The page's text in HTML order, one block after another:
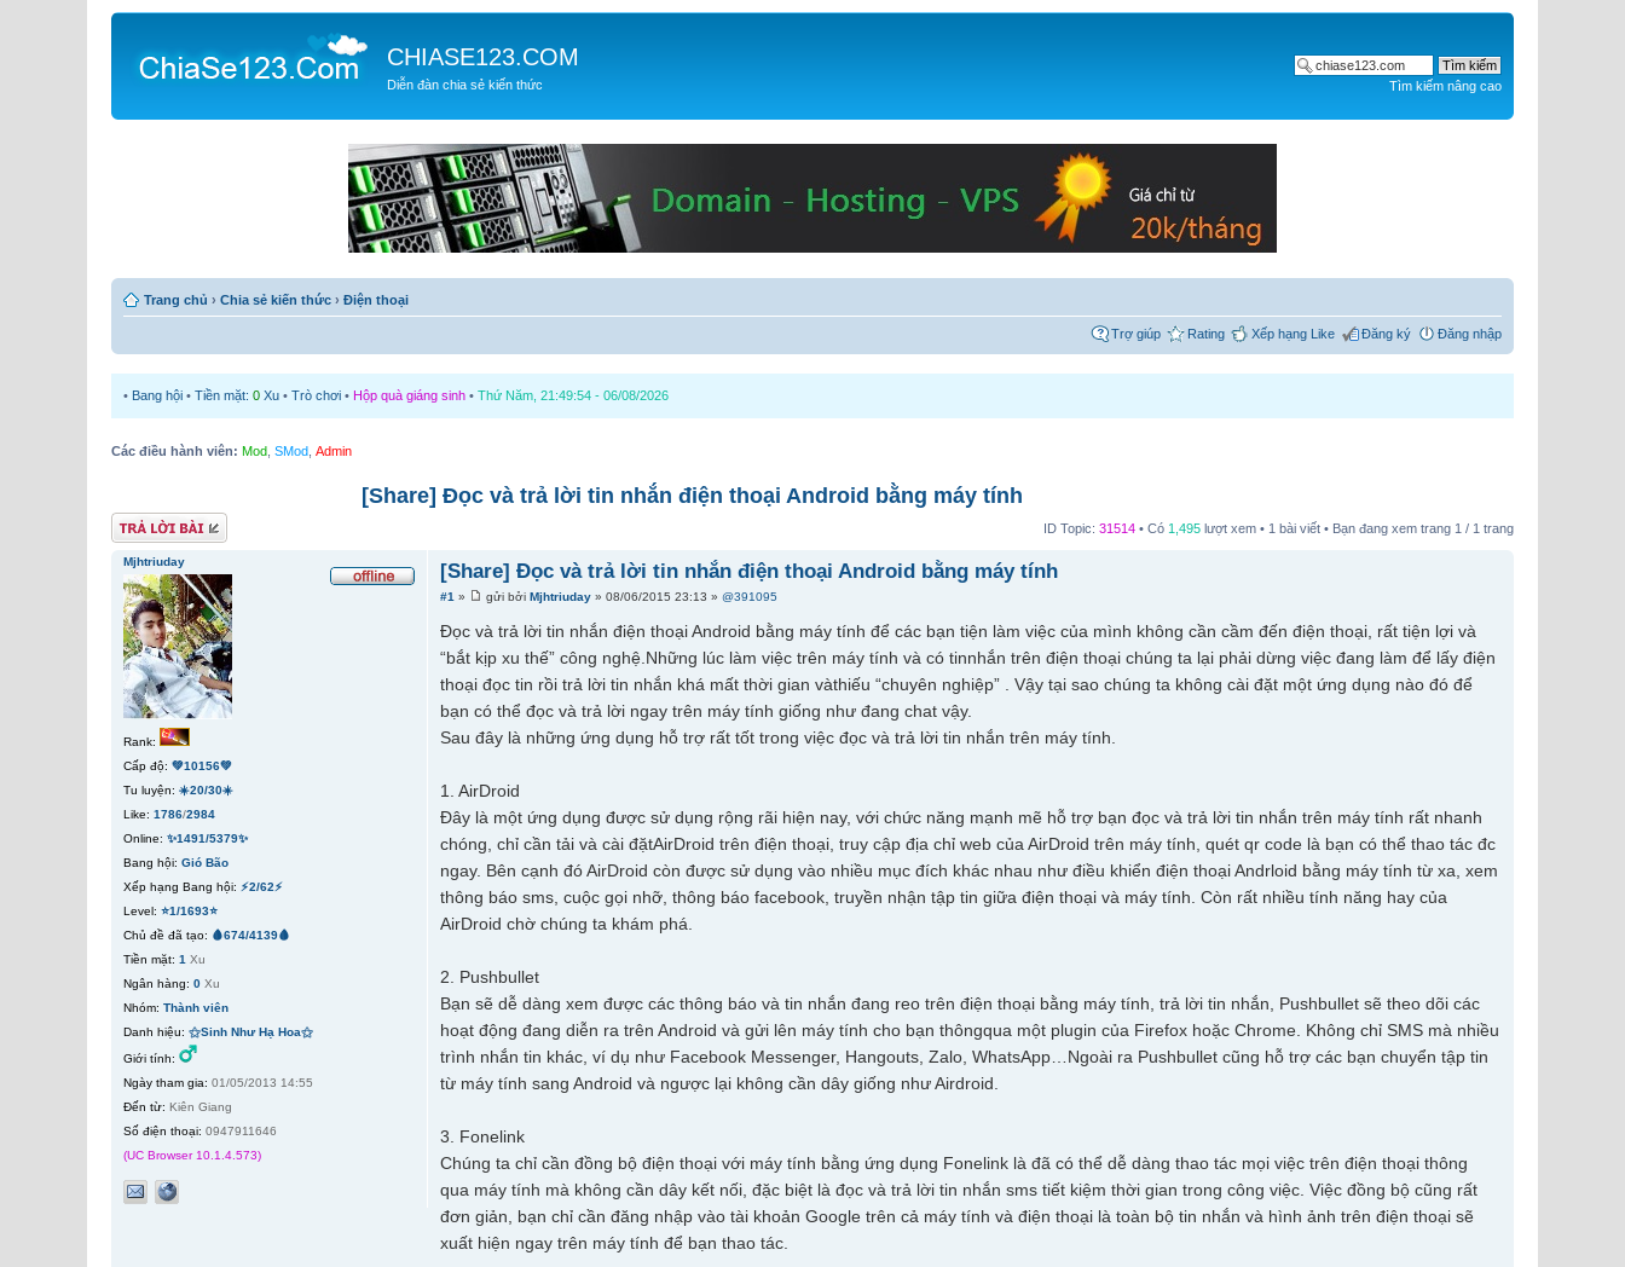
CHIASE123.COM
Diễn đàn chia sẻ kiến thức Tìm kiếm nâng cao
Trang chủ › Chia sẻ kiến thức › Điện thoại
Trợ giúp Rating Xếp hạng Like Đăng ký Đăng nhập
• Bang hội • Tiền mặt: 0 Xu • Trò chơi • Hộp quà giáng sinh • Thứ Năm, 21:49:54 - 06/08/2026
Các điều hành viên: Mod SMod Admin
[Share] Đọc và trả lời tin nhắn điện thoại Android bằng máy tính
Gửi bài trả lời ID Topic: 31514 • Có 1,495 lượt xem • 1 bài viết • Bạn đang xem trang 1 / 1 trang
[Share] Đọc và trả lời tin nhắn điện thoại Android bằng máy tính
#1 » gửi bởiMjhtriuday » 08/06/2015 23:13 »@391095
Đọc và trả lời tin nhắn điện thoại Android bằng máy tính để các bạn tiện làm việc của mình không cần cầm đến điện thoại, rất tiện lợi và
“bắt kịp xu thế” công nghệ.Những lúc làm việc trên máy tính và có tinnhắn trên điện thoại chúng ta lại phải dừng việc đang làm để lấy điện
thoại đọc tin rồi trả lời tin nhắn khá mất thời gian vàthiếu “chuyên nghiệp” . Vậy tại sao chúng ta không cài đặt một ứng dụng nào đó để
bạn có thể đọc và trả lời ngay trên máy tính giống như đang chat vậy.
Sau đây là những ứng dụng hỗ trợ rất tốt trong việc đọc và trả lời tin nhắn trên máy tính.
1. AirDroid
Đây là một ứng dụng được sử dụng rộng rãi hiện nay, với chức năng mạnh mẽ hỗ trợ bạn đọc và trả lời tin nhắn trên máy tính rất nhanh
chóng, chỉ cần tải và cài đặtAirDroid trên điện thoại, truy cập địa chỉ web của AirDroid trên máy tính, quét qr code là bạn có thể thao tác đc
ngay. Bên cạnh đó AirDroid còn được sử dụng vào nhiều mục đích khác nhau như điều khiển điện thoại Andrloid bằng máy tính từ xa, xem
thông báo sms, cuộc gọi nhỡ, thông báo facebook, truyền nhận tập tin giữa điện thoại và máy tính. Còn rất nhiều tính năng hay của
AirDroid chờ chúng ta khám phá.
2. Pushbullet
Bạn sẽ dễ dàng xem được các thông báo và tin nhắn đang reo trên điện thoại bằng máy tính, trả lời tin nhắn, Pushbullet sẽ theo dõi các
hoạt động đang diễn ra trên Android và gửi lên máy tính cho bạn thôngqua một plugin của Firefox hoặc Chrome. Không chỉ SMS mà nhiều
trình nhắn tin khác, ví dụ như Facebook Messenger, Hangouts, Zalo, WhatsApp…Ngoài ra Pushbullet cũng hỗ trợ các bạn chuyển tập tin
từ máy tính sang Android và ngược lại không cần dây giống như Airdroid.
3. Fonelink
Chúng ta chỉ cần đồng bộ điện thoại với máy tính bằng ứng dụng Fonelink là đã có thể dễ dàng thao tác mọi việc trên điện thoại thông
qua máy tính mà không cần dây kết nối, đặc biệt là đọc và trả lời tin nhắn sms tiết kiệm thời gian trong công việc. Việc đồng bộ cũng rất
đơn giản, bạn chỉ cần đăng nhập vào tài khoản Google trên cả máy tính và điện thoại là toàn bộ tin nhắn và hình ảnh trên điện thoại sẽ
xuất hiện ngay trên máy tính để bạn thao tác.
Mjhtriuday
Rank:
Cấp độ: 💚10156💚
Tu luyện: ☀️20/30☀️
Like: 1786/2984
Online: ✨1491/5379✨
Bang hội: Gió Bão
Xếp hạng Bang hội: ⚡2/62⚡
Level: ⭐1/1693⭐
Chủ đề đã tạo: 🩸674/4139🩸
Tiền mặt: 1 Xu
Ngân hàng: 0 Xu
Nhóm: Thành viên
Danh hiệu: ⚝Sinh Như Hạ Hoa⚝
Giới tính:
Ngày tham gia: 01/05/2013 14:55
Đến từ: Kiên Giang
Số điện thoại: 0947911646
(UC Browser 10.1.4.573)